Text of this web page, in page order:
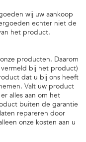
wij uw aankoop
echter niet de
het product.
producten. Daarom
bij het product)
dat u bij ons heeft
Valt uw product
alles aan om het
buiten de garantie
repareren door
onze kosten aan u